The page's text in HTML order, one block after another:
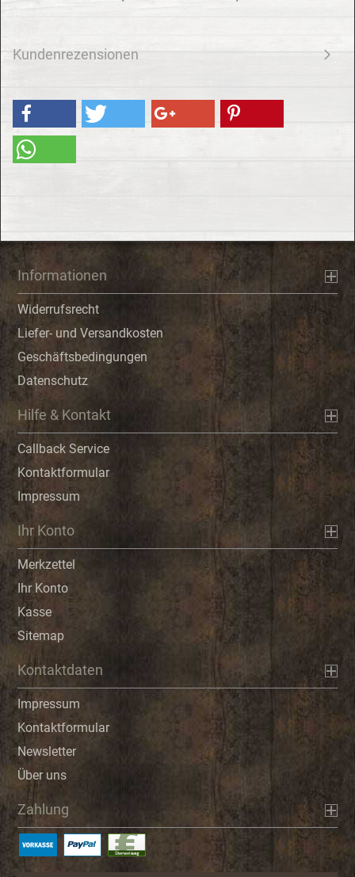
Kundenrezensionen
Informationen
Widerrufsrecht
Liefer- und Versandkosten
Geschäftsbedingungen
Datenschutz
Hilfe & Kontakt
Callback Service
Kontaktformular
Impressum
Ihr Konto
Merkzettel
Ihr Konto
Kasse
Sitemap
Kontaktdaten
Impressum
Kontaktformular
Newsletter
Über uns
Zahlung